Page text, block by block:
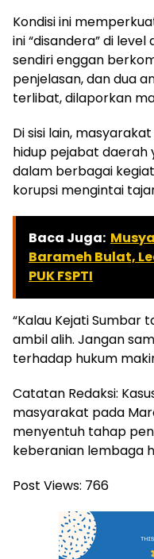
Kondisi ini
ini “disandera” di
sendiri enggan
penjelasan, dan dua
terlibat, dilaporkan
Di sisi lain,
hidup pejabat
dalam berbagai
korupsi mengintai
Baca Juga:
Barameh Bulat,
PUK FSPTI
“Kalau Kejati Sumbar
ambil alih. Jangan
terhadap hukum
Catatan Redaksi:
masyarakat pada
menyentuh tahap
keberanian lembaga
Post Views: 766